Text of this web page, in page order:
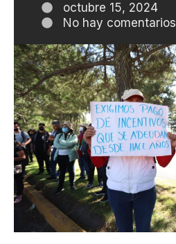
octubre 15, 2024
No hay comentarios